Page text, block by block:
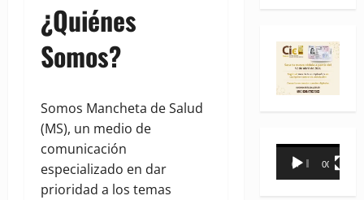
¿Quiénes
Somos?
Somos Mancheta de Salud
(MS), un medio de
comunicación
especializado en dar
prioridad a los temas
Reproductor
00:00 00:31